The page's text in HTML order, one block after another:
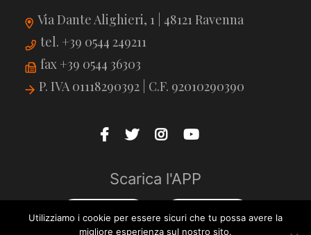
Via Dante Alighieri, 1 | 48121 Ravenna
tel. +39 0544 249211
fax +39 0544 36303
P. IVA 01118290392 | C.F. 92010290390
Scarica l'APP
Utilizziamo i cookie per essere sicuri che tu possa avere la
migliore esperienza sul nostro sito.